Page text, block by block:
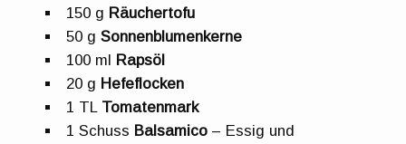
150 g Räuchertofu
50 gSonnenblumenkerne
100 ml Rapsöl
20 g Hefeflocken
1 TL Tomatenmark
1 Schuss Balsamico – Essig und